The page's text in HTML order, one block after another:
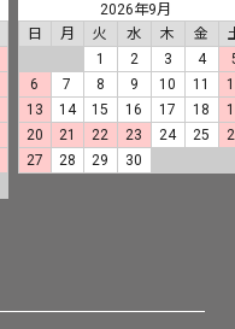
2026年9月
日
月 火 水 木 金
1
2 3 4
6
7 8 9 10 11
13
14 15 16 17 18
20
21 22 23 24 25
27
28 29 30